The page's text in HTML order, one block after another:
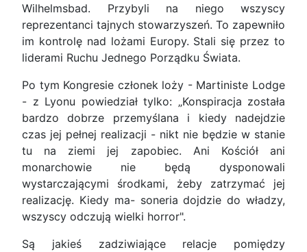
Wilhelmsbad. Przybyli na niego wszyscy
reprezentanci tajnych stowarzyszeń. To zapewniło
im kontrolę nad lożami Europy. Stali się przez to
liderami Ruchu Jednego Porządku Świata.
Po tym Kongresie członek loży - Martiniste Lodge
- z Lyonu powiedział tylko: „Konspiracja została
bardzo dobrze przemyślana i kiedy nadejdzie
czas jej pełnej realizacji - nikt nie będzie w stanie
tu na ziemi jej zapobiec. Ani Kościół ani
monarchowie nie będą dysponowali
wystarczającymi środkami, żeby zatrzymać jej
realizację. Kiedy ma- soneria dojdzie do władzy,
wszyscy odczują wielki horror".
Są jakieś zadziwiające relacje pomiędzy